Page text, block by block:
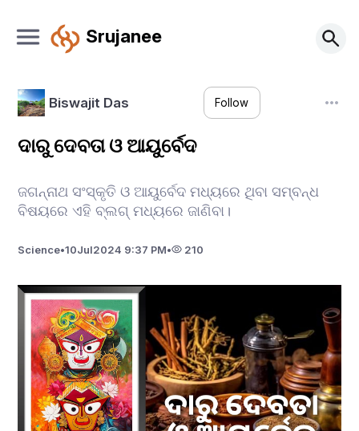
Srujanee
Biswajit Das Follow
ଦାରୁ ଦେବତା ଓ ଆୟୁର୍ବେଦ
ଜଗନ୍ନାଥ ସଂସ୍କୃତି ଓ ଆୟୁର୍ବେଦ ମଧ୍ୟରେ ଥିବା ସମ୍ବନ୍ଧ
ବିଷୟରେ ଏହି ବ୍ଲଗ୍ ମଧ୍ୟରେ ଜାଣିବା।
Science•10Jul2024 9:37 PM• 210